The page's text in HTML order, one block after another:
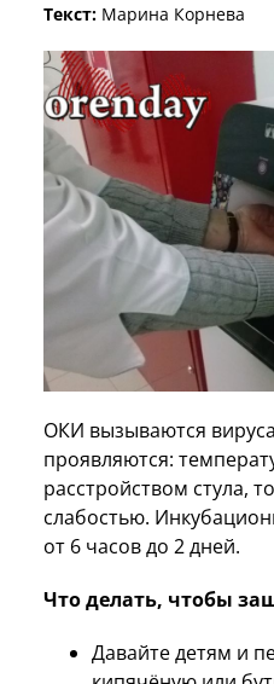
Текст: Марина Корнева
ОКИ вызываются
проявляются:
расстройством стула,
слабостью.
от 6 часов до 2 дней.
Что делать, чтобы
Давайте детям и